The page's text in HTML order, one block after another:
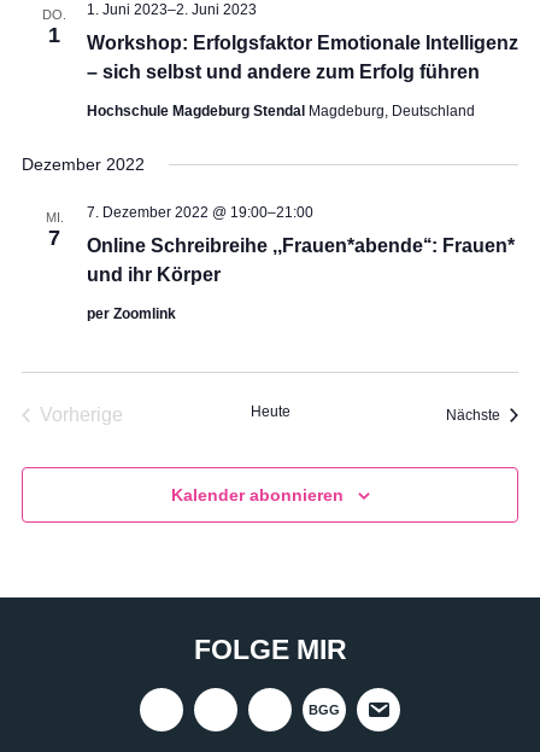
IMPRESSUM
DO.
1
Workshop: Erfolgsfaktor Emotionale Intelligenz
– sich selbst und andere zum Erfolg führen
1. Juni 2023–2. Juni 2023
Hochschule Magdeburg Stendal Magdeburg, Deutschland
Dezember 2022
MI.
7
Online Schreibreihe ,,Frauen*abende‘‘: Frauen*
und ihr Körper
7. Dezember 2022 @ 19:00–21:00
per Zoomlink
Vorherige
Heute Nächste
Kalender abonnieren
FOLGE MIR
BGG